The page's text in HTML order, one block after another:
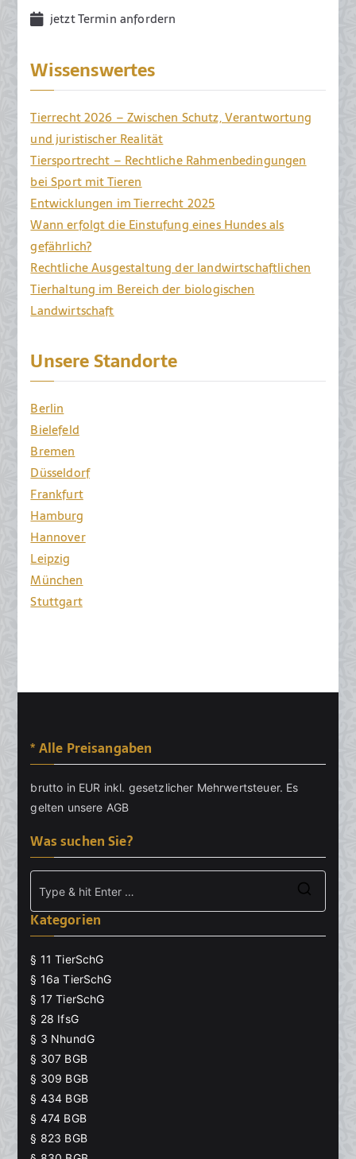
0
dem
einsetzt,
und
das
Halten
und
Töten
von
Tieren
zum
Zwecke
jetzt Termin anfordern
Wissenswertes
Tierrecht 2026 – Zwischen Schutz, Verantwortung
und juristischer Realität
Tiersportrecht – Rechtliche Rahmenbedingungen
bei Sport mit Tieren
Entwicklungen im Tierrecht 2025
Wann erfolgt die Einstufung eines Hundes als
gefährlich?
Rechtliche Ausgestaltung der landwirtschaftlichen
Tierhaltung im Bereich der biologischen
Landwirtschaft
Unsere Standorte
Berlin
Bielefeld
Bremen
Düsseldorf
Frankfurt
Hamburg
Hannover
Leipzig
München
Stuttgart
* Alle Preisangaben
brutto in EUR inkl. gesetzlicher Mehrwertsteuer. Es
gelten unsere AGB
Was suchen Sie?
Kategorien
§ 11 TierSchG
§ 16a TierSchG
§ 17 TierSchG
§ 28 IfsG
§ 3 NhundG
§ 307 BGB
§ 309 BGB
§ 434 BGB
§ 474 BGB
§ 823 BGB